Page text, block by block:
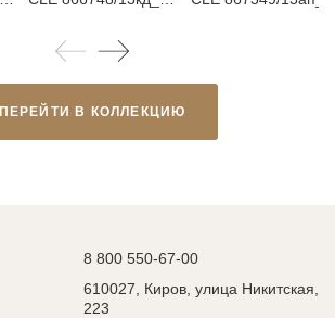
ПЕРЕЙТИ В КОЛЛЕКЦИЮ
8 800 550-67-00
610027, Киров, улица Никитская,
223